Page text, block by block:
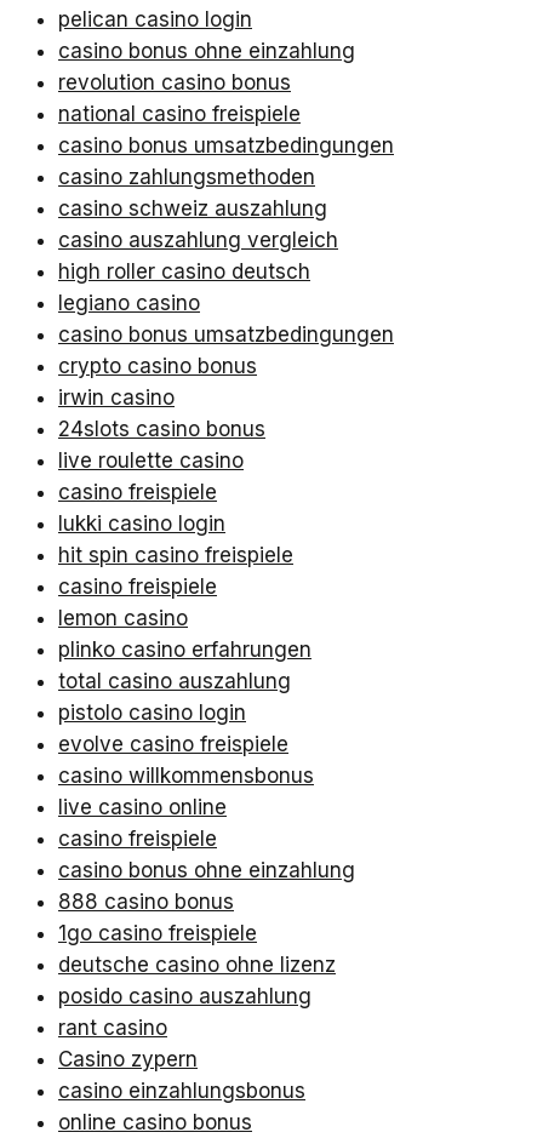
pelican casino login
casino bonus ohne einzahlung
revolution casino bonus
national casino freispiele
casino bonus umsatzbedingungen
casino zahlungsmethoden
casino schweiz auszahlung
casino auszahlung vergleich
high roller casino deutsch
legiano casino
casino bonus umsatzbedingungen
crypto casino bonus
irwin casino
24slots casino bonus
live roulette casino
casino freispiele
lukki casino login
hit spin casino freispiele
casino freispiele
lemon casino
plinko casino erfahrungen
total casino auszahlung
pistolo casino login
evolve casino freispiele
casino willkommensbonus
live casino online
casino freispiele
casino bonus ohne einzahlung
888 casino bonus
1go casino freispiele
deutsche casino ohne lizenz
posido casino auszahlung
rant casino
Casino zypern
casino einzahlungsbonus
online casino bonus